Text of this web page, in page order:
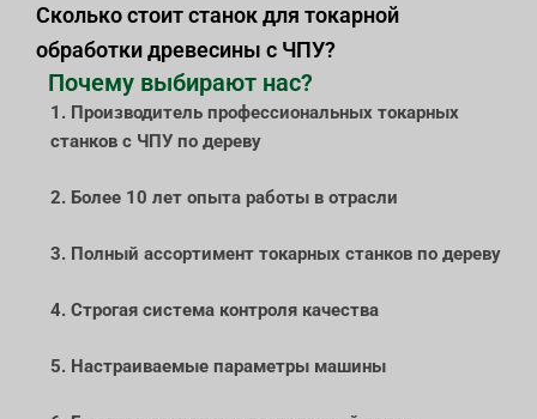
Сколько стоит станок для токарной
обработки древесины с ЧПУ?
Почему выбирают нас?
1. Производитель профессиональных токарных
станков с ЧПУ по дереву
2. Более 10 лет опыта работы в отрасли
3. Полный ассортимент токарных станков по дереву
4. Строгая система контроля качества
5. Настраиваемые параметры машины